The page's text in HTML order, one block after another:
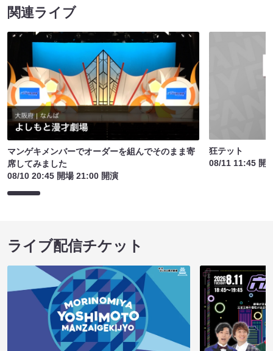
関連ライブ
マンゲキメンバーでオーダーを組んでそのまま寄
席してみました
08/10 20:45 開場 21:00 開演
狂テット
08/11 11:45 開
ライブ配信チケット